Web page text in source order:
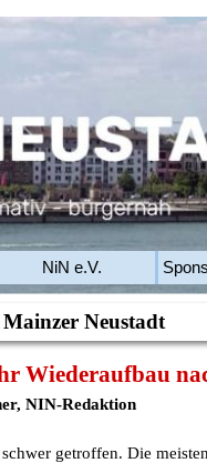
NiN e.V.
Neustadt
Wiederaufbau
NIN-Redaktion
getroffen. Die